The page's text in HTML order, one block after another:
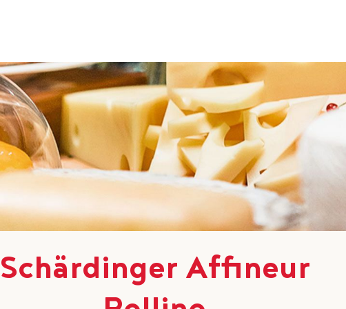
Schärdinger Affineur